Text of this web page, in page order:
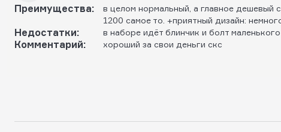
Преимущества:
в целом нормальный, а главное дешевый
1200 самое то. +приятный дизайн:
Недостатки: в наборе идёт блинчик и болт
Комментарий: хороший за свои деньги скс